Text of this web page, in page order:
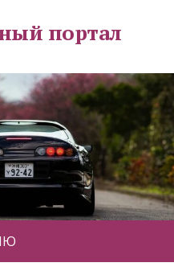
портал